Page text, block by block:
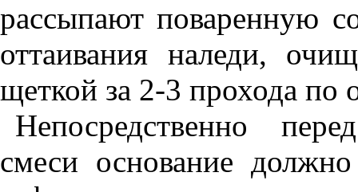
рассыпают поваренную
оттаивания наледи,
щеткой за 2-3 прохода по
Непосредственно
смеси основание